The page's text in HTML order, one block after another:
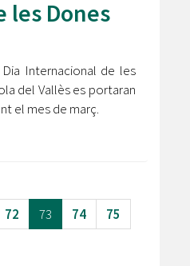
les Dones
Internacional de les
del Vallès es portaran
el mes de març.
72 73 74
75